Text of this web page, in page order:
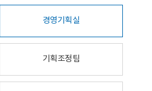
경영기획실
기획조정팀